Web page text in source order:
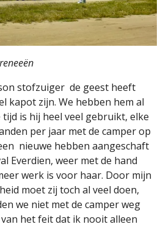
stofzuiger de geest heeft
kapot zijn. We hebben hem al
is hij heel veel gebruikt, elke
per jaar met de camper op
nieuwe hebben aangeschaft
Everdien, weer met de hand
werk is voor haar. Door mijn
moet zij toch al veel doen,
we niet met de camper weg
het feit dat ik nooit alleen